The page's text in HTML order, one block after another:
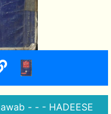
- - - HADEESE